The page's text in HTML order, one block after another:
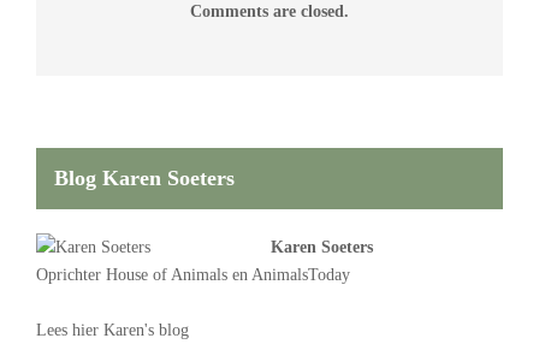
Comments are closed.
Blog Karen Soeters
Karen Soeters
Oprichter House of Animals en AnimalsToday
Lees hier Karen's blog